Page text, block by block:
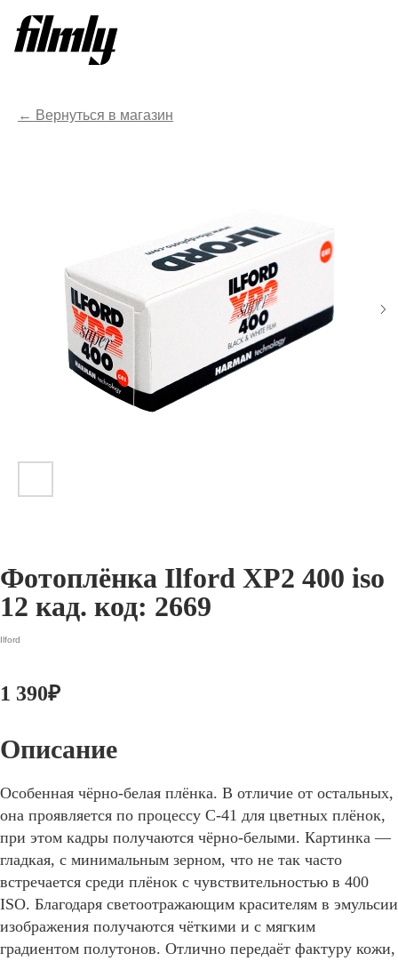
Вернуться в магазин
Фотоплёнка Ilford XP2 400 iso
12 кад. код: 2669
Ilford
1 390₽
Особенная чёрно-белая плёнка. В отличие от остальных,
она проявляется по процессу C-41 для цветных плёнок,
при этом кадры получаются чёрно-белыми. Картинка —
гладкая, с минимальным зерном, что не так часто
встречается среди плёнок с чувствительностью в 400
ISO. Благодаря светоотражающим красителям в эмульсии
изображения получаются чёткими и с мягким
градиентом полутонов. Отлично передаёт фактуру кожи,